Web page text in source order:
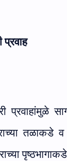
प्रवाहांमुळे
तळाकडे